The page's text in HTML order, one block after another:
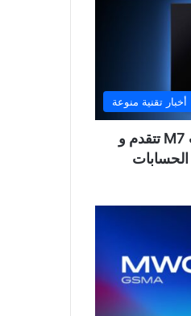
أخبار تقنية منوعة
آبل تُغيّر خططها.. معالجات M7 تتقدم و